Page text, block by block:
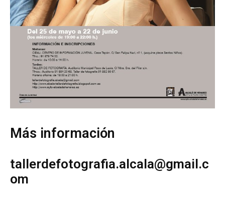
Más información
tallerdefotografia.alcala@gmail.c
om